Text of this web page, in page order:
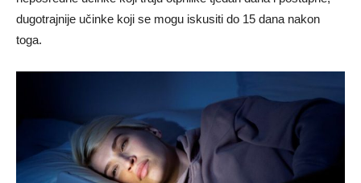
dugotrajnije učinke koji se mogu iskusiti do 15 dana nakon
toga.